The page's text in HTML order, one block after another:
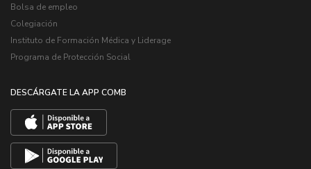
Bolsa de empleo
Colegiación
Instituto de Formación Médica y Liderage
Programa de Protección Social
DESCÁRGATE LA APP COMB